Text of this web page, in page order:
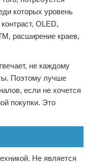
которых уровень
OLED,
расширение краев,
не каждому
Поэтому лучше
если не хочется
покупки. Это
Не является